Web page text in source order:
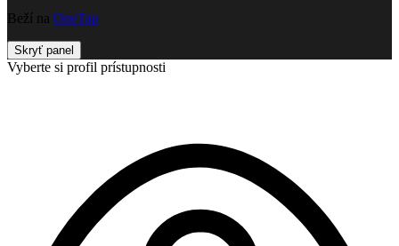
Beží na OneTap
Skryť panel
Vyberte si profil prístupnosti